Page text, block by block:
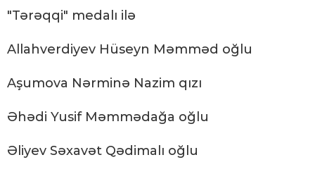
"Tərəqqi" medalı ilə
Allahverdiyev Hüseyn Məmməd oğlu
Aşumova Nərminə Nazim qızı
Əhədi Yusif Məmmədağa oğlu
Əliyev Səxavət Qədimalı oğlu